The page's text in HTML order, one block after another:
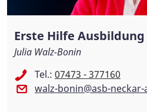
Erste Hilfe Ausbildung
Julia Walz-Bonin
Tel.: 07473 - 377160
walz-bonin@asb-neckar-